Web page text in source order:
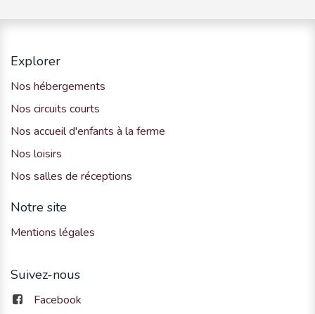
Explorer
Nos hébergements
Nos circuits courts
Nos accueil d'enfants à la ferme
Nos loisirs
Nos salles de réceptions
Notre site
Mentions légales
Suivez-nous
Facebook